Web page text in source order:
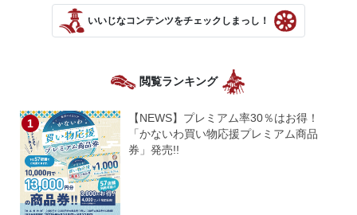
いいじなコンテンツをチェックしまっし！
閲覧ランキング
【NEWS】プレミアム率30％はお得！
「かないわ買い物応援プレミアム商品
券」発売!!